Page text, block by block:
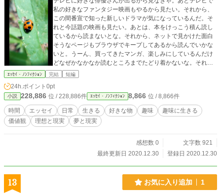
私の好きなファンタジー映画もやるから見たい。それから、
この間番宣で知った新しいドラマが気になっているんだ。そ
れと今話題の映画も見たい。あとは、本をけっこう積ん読し
ているから読まないとな。それから、ネットで見かけた面白
そうなページもブラウザでキープしてあるから読んでいかな
いと。うーん、買ってきたマンガ、楽しみにしているんだけ
どなぜかなかなか読むところまでたどり着かないな。それに
長編作品も書きたかったんだけどなぜか全然書けていない。
ゃ……？
ｴｯｾｲ・ﾉﾝﾌｨｸｼｮﾝ 完結 短編
24h.ポイント 0pt
小説 228,886 位 / 228,886件 ｴｯｾｲ・ﾉﾝﾌｨｸｼｮﾝ 8,866 位 / 8,866件
時間 エッセイ 日常 生きる 好きな物 趣味
趣味に生きる
価値観
理想と現実 夢と現実
感想数 0
文字数 921
最終更新日 2020.12.30
登録日 2020.12.30
13 お気に入り追加 1